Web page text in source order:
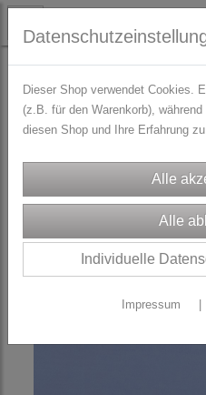
STOFFE Dirndl/Trachtenstoffe
Dieser Shop verwendet Cookies.
(z.B. für den Warenkorb),
diesen Shop und Ihre Erfahrung
Individuelle
Impressum